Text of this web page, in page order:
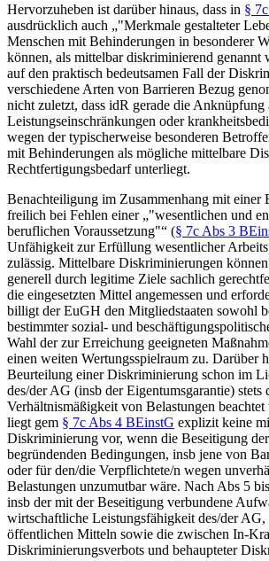
Hervorzuheben ist darüber hinaus, dass in §
ausdrücklich auch „ Merkmale gestalteter
Menschen mit Behinderungen in besonderer
können, als mittelbar diskriminierend genannt
auf den praktisch bedeutsamen Fall der
verschiedene Arten von Barrieren Bezug
nicht zuletzt, dass idR gerade die Anknüpfung
Leistungseinschränkungen oder
wegen der typischerweise besonderen
mit Behinderungen als mögliche mittelbare
Rechtfertigungsbedarf unterliegt.
Benachteiligung im Zusammenhang mit einer
freilich bei Fehlen einer „ wesentlichen und
beruflichen Voraussetzung “ (§ 7c Abs 3
Unfähigkeit zur Erfüllung wesentlicher
zulässig. Mittelbare Diskriminierungen
generell durch legitime Ziele sachlich
die eingesetzten Mittel angemessen und
billigt der EuGH den Mitgliedstaaten sowohl
bestimmter sozial- und
Wahl der zur Erreichung geeigneten
einen weiten Wertungsspielraum zu. Darüber
Beurteilung einer Diskriminierung schon im
des/der AG (insb der Eigentumsgarantie) stets
Verhältnismäßigkeit von Belastungen
liegt gem § 7c Abs 4 BEinstG explizit keine
Diskriminierung vor, wenn die Beseitigung
begründenden Bedingungen, insb jene von
oder für den/die Verpflichtete/n wegen
Belastungen unzumutbar wäre. Nach Abs 5
insb der mit der Beseitigung verbundene
wirtschaftliche Leistungsfähigkeit des/der AG,
öffentlichen Mitteln sowie die zwischen In-
Diskriminierungsverbots und behaupteter